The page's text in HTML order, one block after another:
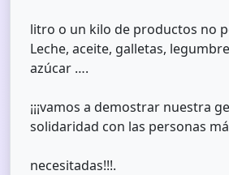
litro o un kilo de productos no
Leche, aceite, galletas,
azúcar ….
¡¡¡vamos a demostrar nuestra
solidaridad con las personas
necesitadas!!!.